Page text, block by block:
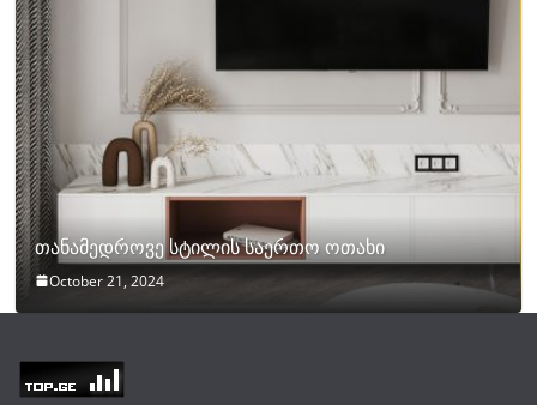
თანამედროვე სტილის საერთო ოთახი
October 21, 2024